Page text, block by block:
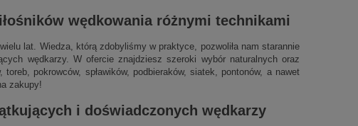
wędkowania różnymi technikami
lat. Wiedza, którą zdobyliśmy w praktyce, pozwoliła nam starannie
wędkarzy. W ofercie znajdziesz szeroki wybór naturalnych oraz
pokrowców, spławików, podbieraków, siatek, pontonów, a nawet
zakupy!
i doświadczonych wędkarzy